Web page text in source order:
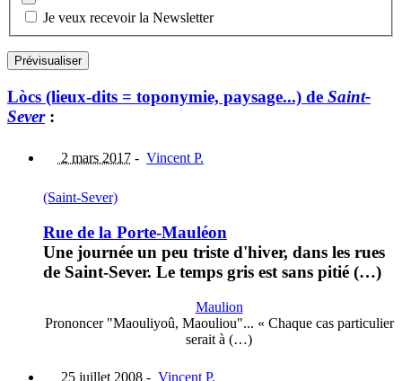
Je veux recevoir la Newsletter
Lòcs (lieux-dits = toponymie, paysage...) de Saint-
Sever:
2 mars 2017 - Vincent P.
(Saint-Sever)
Rue de la Porte-Mauléon
Une journée un peu triste d'hiver, dans les rues
de Saint-Sever. Le temps gris est sans pitié (…)
Maulion
Prononcer "Maouliyoû, Maouliou"... « Chaque cas particulier
serait à (…)
25 juillet 2008 - Vincent P.